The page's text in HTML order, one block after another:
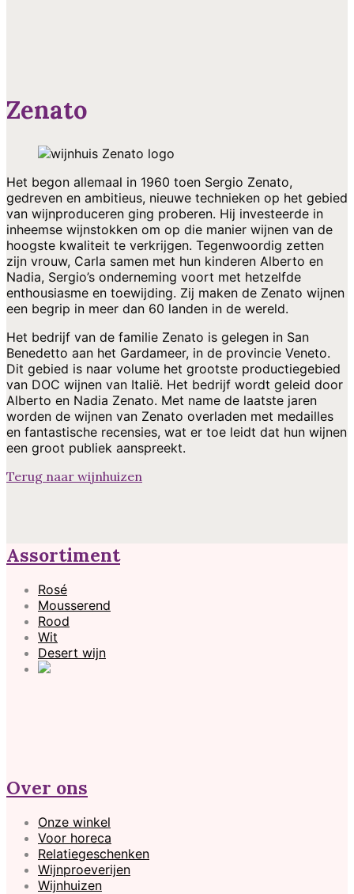
Zenato
Het begon allemaal in 1960 toen Sergio Zenato,
gedreven en ambitieus, nieuwe technieken op het gebied
van wijnproduceren ging proberen. Hij investeerde in
inheemse wijnstokken om op die manier wijnen van de
hoogste kwaliteit te verkrijgen. Tegenwoordig zetten
zijn vrouw, Carla samen met hun kinderen Alberto en
Nadia, Sergio’s onderneming voort met hetzelfde
enthousiasme en toewijding. Zij maken de Zenato wijnen
een begrip in meer dan 60 landen in de wereld.
Het bedrijf van de familie Zenato is gelegen in San
Benedetto aan het Gardameer, in de provincie Veneto.
Dit gebied is naar volume het grootste productiegebied
van DOC wijnen van Italië. Het bedrijf wordt geleid door
Alberto en Nadia Zenato. Met name de laatste jaren
worden de wijnen van Zenato overladen met medailles
en fantastische recensies, wat er toe leidt dat hun wijnen
een groot publiek aanspreekt.
Terug naar wijnhuizen
Assortiment
Rosé
Mousserend
Rood
Wit
Desert wijn
Over ons
Onze winkel
Voor horeca
Relatiegeschenken
Wijnproeverijen
Wijnhuizen